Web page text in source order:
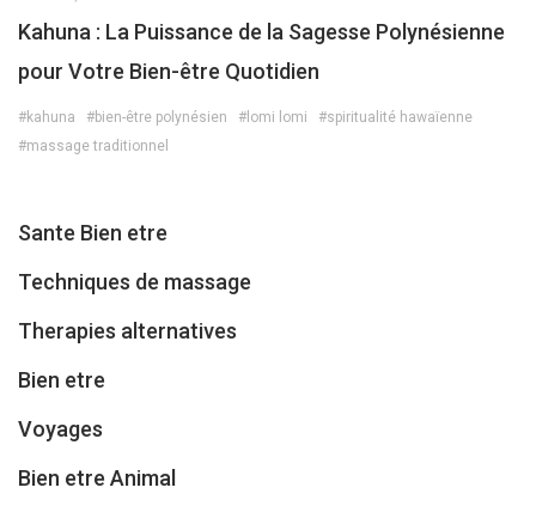
Kahuna : La Puissance de la Sagesse Polynésienne
pour Votre Bien-être Quotidien
#kahuna #bien-être polynésien #lomi lomi
#spiritualité hawaïenne
#massage traditionnel
Sante Bien etre
Techniques de massage
Therapies alternatives
Bien etre
Voyages
Bien etre Animal